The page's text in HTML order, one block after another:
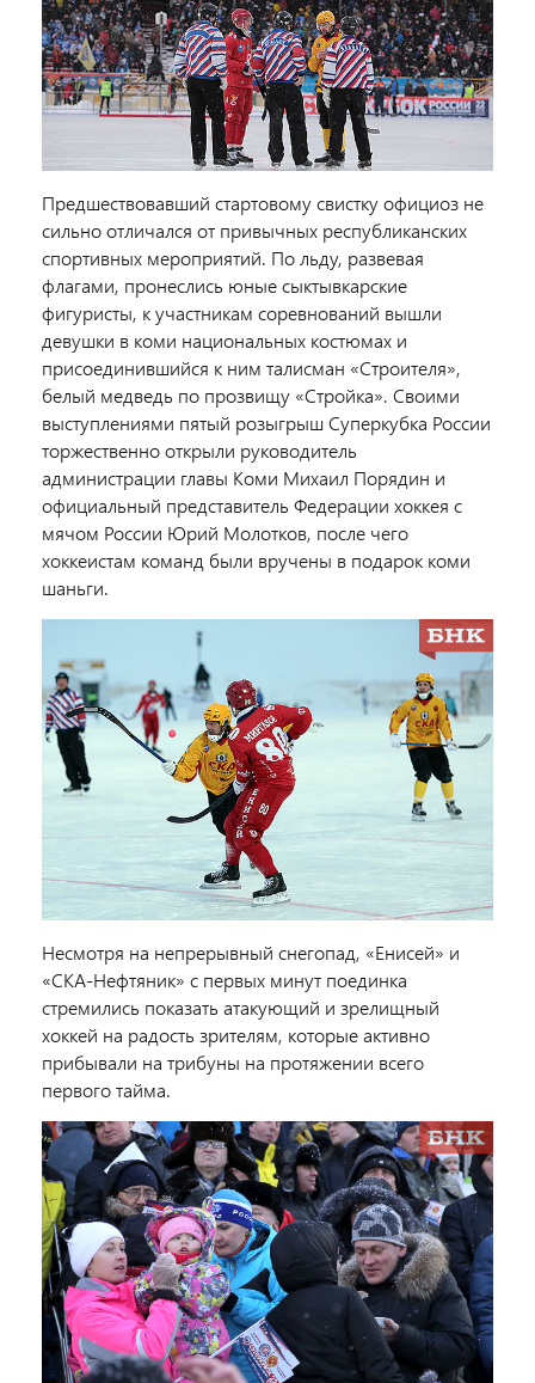
Предшествовавший стартовому свистку официоз не
сильно отличался от привычных республиканских
спортивных мероприятий. По льду, развевая
флагами, пронеслись юные сыктывкарские
фигуристы, к участникам соревнований вышли
девушки в коми национальных костюмах и
присоединившийся к ним талисман «Строителя»,
белый медведь по прозвищу «Стройка». Своими
выступлениями пятый розыгрыш Суперкубка России
торжественно открыли руководитель
администрации главы Коми Михаил Порядин и
официальный представитель Федерации хоккея с
мячом России Юрий Молотков, после чего
хоккеистам команд были вручены в подарок коми
шаньги.
Несмотря на непрерывный снегопад, «Енисей» и
«СКА-Нефтяник» с первых минут поединка
стремились показать атакующий и зрелищный
хоккей на радость зрителям, которые активно
прибывали на трибуны на протяжении всего
первого тайма.